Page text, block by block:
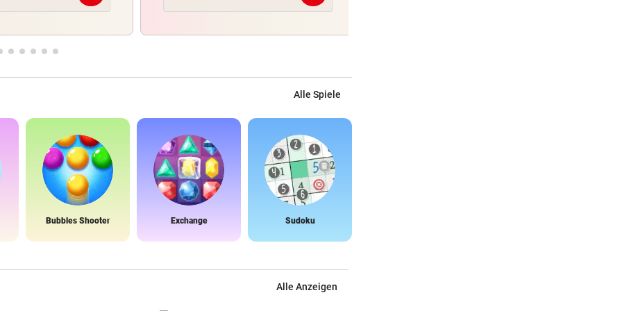
Alle Spiele
Bubbles Shooter Exchange Sudoku
Alle Anzeigen